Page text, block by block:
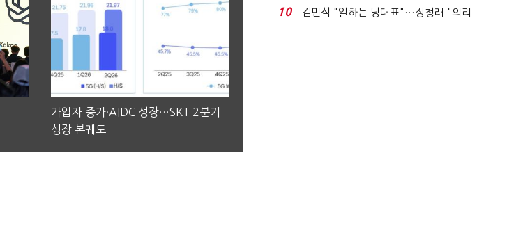
가입자 증가·AIDC 성장…SKT 2분기
성장 본궤도
친청계 "신천지 오...
10
김민석 "일하는 당대표"…정청래 "의리